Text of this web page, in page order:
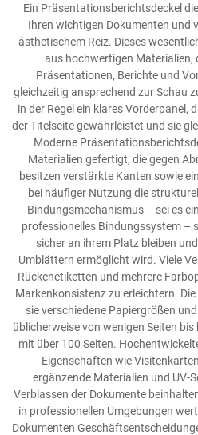
Ein Präsentationsberichtsdeckel
Ihren wichtigen Dokumenten und
ästhetischem Reiz. Dieses
aus hochwertigen Materialien,
Präsentationen, Berichte und
gleichzeitig ansprechend zur Schau
in der Regel ein klares Vorderpanel,
der Titelseite gewährleistet und sie
Moderne
Materialien gefertigt, die gegen
besitzen verstärkte Kanten sowie
bei häufiger Nutzung die
Bindungsmechanismus – sei es
professionelles Bindungssystem –
sicher an ihrem Platz bleiben
Umblättern ermöglicht wird. Viele
Rückenetiketten und mehrere
Markenkonsistenz zu erleichtern.
sie verschiedene Papiergrößen
üblicherweise von wenigen Seiten
mit über 100 Seiten.
Eigenschaften wie
ergänzende Materialien und UV-
Verblassen der Dokumente
in professionellen Umgebungen
Dokumenten